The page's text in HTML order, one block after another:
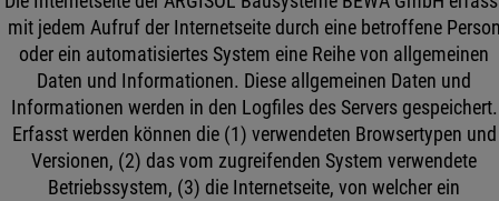
mit jedem Aufruf der Internetseite durch eine betroffene
oder ein automatisiertes System eine Reihe von allgemeinen
Daten und Informationen. Diese allgemeinen Daten und
Informationen werden in den Logfiles des Servers gespeichert.
Erfasst werden können die (1) verwendeten Browsertypen und
Versionen, (2) das vom zugreifenden System verwendete
Betriebssystem, (3) die Internetseite, von welcher ein